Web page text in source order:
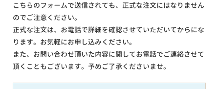
こちらのフォームで送信されても、正式な注文にはなりません
のでご注意ください。
正式な注文は、お電話で詳細を確認させていただいてからにな
ります。お気軽にお申し込みください。
また、お問い合わせ頂いた内容に関してお電話でご連絡させて
頂くこともございます。予めご了承くださいませ。